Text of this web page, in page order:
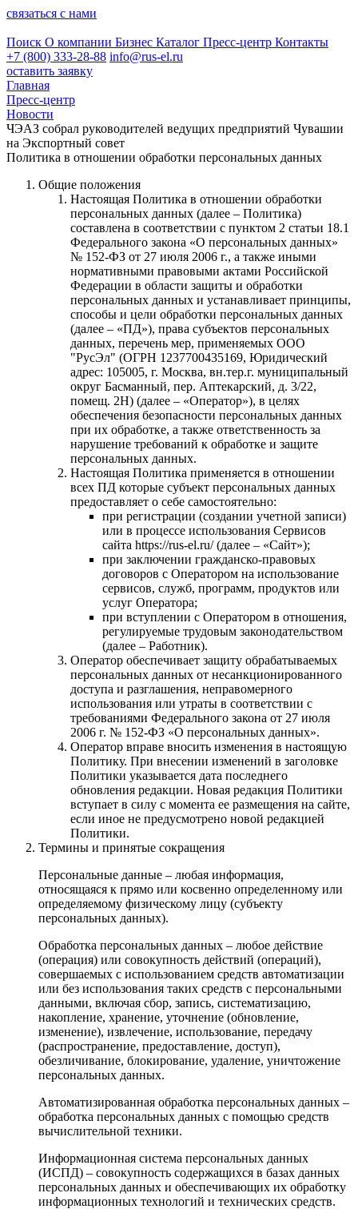
связаться с нами
Поиск О компании Бизнес Каталог Пресс-центр Контакты
+7 (800) 333-28-88 info@rus-el.ru
оставить заявку
Главная
Пресс-центр
Новости
ЧЭАЗ собрал руководителей ведущих предприятий Чувашии
на Экспортный совет
Политика в отношении обработки персональных данных
Общие положения
Настоящая Политика в отношении обработки
персональных данных (далее – Политика)
составлена в соответствии с пунктом 2 статьи 18.1
Федерального закона «О персональных данных»
№ 152-ФЗ от 27 июля 2006 г., а также иными
нормативными правовыми актами Российской
Федерации в области защиты и обработки
персональных данных и устанавливает принципы,
способы и цели обработки персональных данных
(далее – «ПД»), права субъектов персональных
данных, перечень мер, применяемых ООО
"РусЭл" (ОГРН 1237700435169, Юридический
адрес: 105005, г. Москва, вн.тер.г. муниципальный
округ Басманный, пер. Аптекарский, д. 3/22,
помещ. 2Н⁠) (далее – «Оператор»), в целях
обеспечения безопасности персональных данных
при их обработке, а также ответственность за
нарушение требований к обработке и защите
персональных данных.
Настоящая Политика применяется в отношении
всех ПД которые субъект персональных данных
предоставляет о себе самостоятельно:
при регистрации (создании учетной записи)
или в процессе использования Сервисов
сайта https://rus-el.ru/ (далее – «Сайт»);
при заключении гражданско-правовых
договоров с Оператором на использование
сервисов, служб, программ, продуктов или
услуг Оператора;
при вступлении с Оператором в отношения,
регулируемые трудовым законодательством
(далее – Работник).
Оператор обеспечивает защиту обрабатываемых
персональных данных от несанкционированного
доступа и разглашения, неправомерного
использования или утраты в соответствии с
требованиями Федерального закона от 27 июля
2006 г. № 152-ФЗ «О персональных данных».
Оператор вправе вносить изменения в настоящую
Политику. При внесении изменений в заголовке
Политики указывается дата последнего
обновления редакции. Новая редакция Политики
вступает в силу с момента ее размещения на сайте,
если иное не предусмотрено новой редакцией
Политики.
Термины и принятые сокращения
Персональные данные – любая информация,
относящаяся к прямо или косвенно определенному или
определяемому физическому лицу (субъекту
персональных данных).
Обработка персональных данных – любое действие
(операция) или совокупность действий (операций),
совершаемых с использованием средств автоматизации
или без использования таких средств с персональными
данными, включая сбор, запись, систематизацию,
накопление, хранение, уточнение (обновление,
изменение), извлечение, использование, передачу
(распространение, предоставление, доступ),
обезличивание, блокирование, удаление, уничтожение
персональных данных.
Автоматизированная обработка персональных данных –
обработка персональных данных с помощью средств
вычислительной техники.
Информационная система персональных данных
(ИСПД) – совокупность содержащихся в базах данных
персональных данных и обеспечивающих их обработку
информационных технологий и технических средств.